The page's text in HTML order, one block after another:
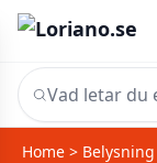
Home > Belysning